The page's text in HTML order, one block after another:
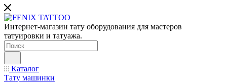
Интернет-магазин тату оборудования для мастеров
татуировки и татуажа.
Каталог
Тату машинки